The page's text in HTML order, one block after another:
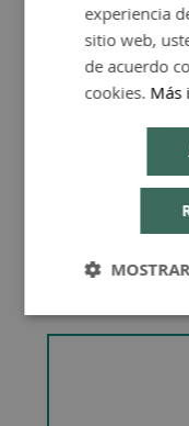
Consejos
experiencia
sitio web,
de acuerdo
cookies. Más